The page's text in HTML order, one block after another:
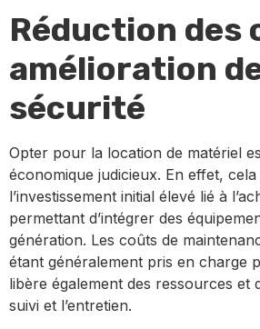
Réduction des
amélioration
sécurité
Opter pour la location de matériel
économique judicieux. En effet, cela
l’investissement initial élevé lié à
permettant d’intégrer des
génération. Les coûts de
étant généralement pris en charge
libère également des ressources et
suivi et l’entretien.